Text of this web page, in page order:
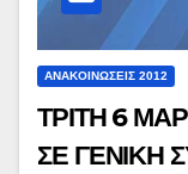
ΑΝΑΚΟΙΝΏΣΕΙΣ 2012
ΤΡΙΤΗ 6
ΣΕ ΓΕΝΙΚΗ